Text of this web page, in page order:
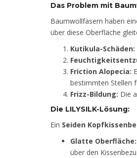
Das Problem mit
Baumwollfasern haben
über diese Oberfläche
Kutikula-Schäden:
Friction Alopecia:
bestimmten Stellen
Frizz-Bildung: Die
Die LILYSILK-Lösung:
Ein Seiden
Glatte Oberfläche:
über den